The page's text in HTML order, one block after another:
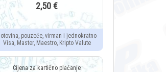
2,50 €
pouzeće, virman i jednokratno
Visa, Master, Maestro, Kripto Valute